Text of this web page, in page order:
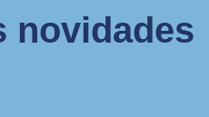
novidades